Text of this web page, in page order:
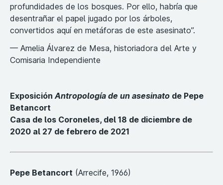
profundidades de los bosques. Por ello, habría que
desentrañar el papel jugado por los árboles,
convertidos aquí en metáforas de este asesinato”.
— Amelia Álvarez de Mesa, historiadora del Arte y
Comisaria Independiente
Exposición Antropología de un asesinato de Pepe
Betancort
Casa de los Coroneles, del 18 de diciembre de
2020 al 27 de febrero de 2021
Pepe Betancort (Arrecife, 1966)